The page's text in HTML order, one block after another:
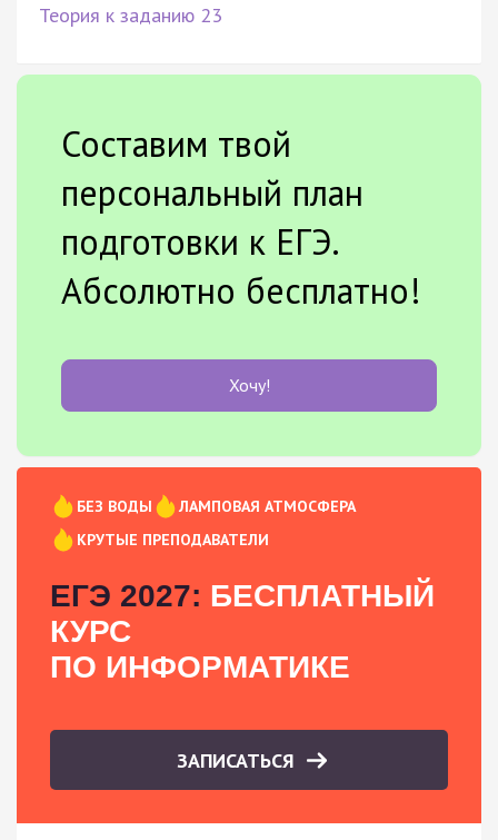
Теория к заданию 23
Составим твой
персональный план
подготовки к ЕГЭ.
Абсолютно бесплатно!
Хочу!
БЕЗ ВОДЫ
ЛАМПОВАЯ АТМОСФЕРА
КРУТЫЕ ПРЕПОДАВАТЕЛИ
ЕГЭ 2027: БЕСПЛАТНЫЙ
КУРС
ПО ИНФОРМАТИКЕ
ЗАПИСАТЬСЯ